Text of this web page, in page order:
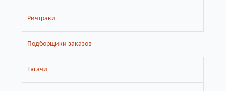
Ричтраки
Подборщики заказов
Тягачи